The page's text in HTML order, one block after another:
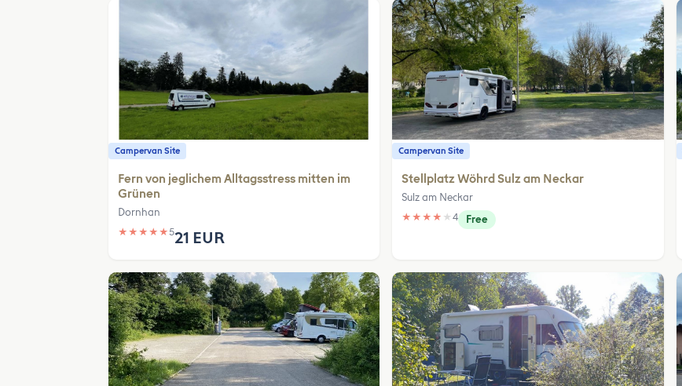
Campervan Site
Fern von jeglichem Alltagsstress mitten im
Grünen
Dornhan
★ ★ ★ ★ ★521 EUR
Campervan Site
Stellplatz Wöhrd Sulz am Neckar
Sulz am Neckar
★ ★ ★ ★ ★4 Free